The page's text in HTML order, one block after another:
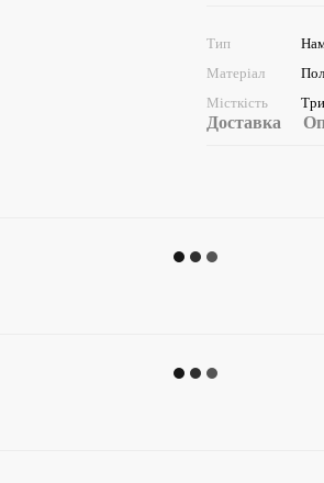
Тип
Матеріал
Місткість
Доставка